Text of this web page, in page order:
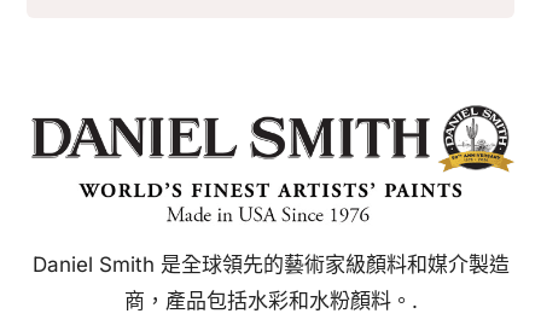
Daniel Smith 是全球領先的藝術家級顏料和媒介製造
商，產品包括水彩和水粉顏料。.